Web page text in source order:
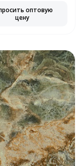
оптовую
цену